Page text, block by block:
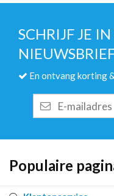
SCHRIJF JE
En ontvang korting
mailadres
Populaire